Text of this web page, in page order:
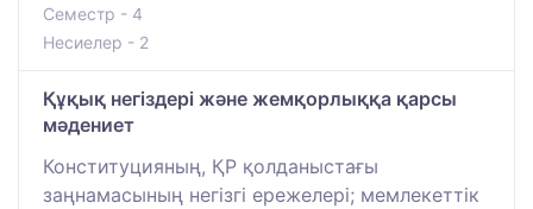
Семестр - 4
Несиелер - 2
Құқық негіздері және жемқорлыққа қарсы
мәдениет
Конституцияның, ҚР қолданыстағы
заңнамасының негізгі ережелері; мемлекеттік